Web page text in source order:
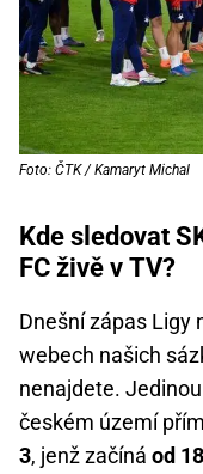
Foto: ČTK / Kamaryt Michal
Kde sledovat
FC živě v TV?
Dnešní zápas Ligy
webech našich
nenajdete.
českém území
3, jenž začíná od